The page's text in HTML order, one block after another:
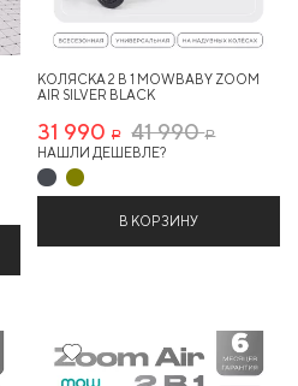
КОЛЯСКА 2 В 1 MOWBABY ZOOM
AIR SILVER BLACK
31 990 Р 41 990Р
НАШЛИ ДЕШЕВЛЕ?
В КОРЗИНУ
23%